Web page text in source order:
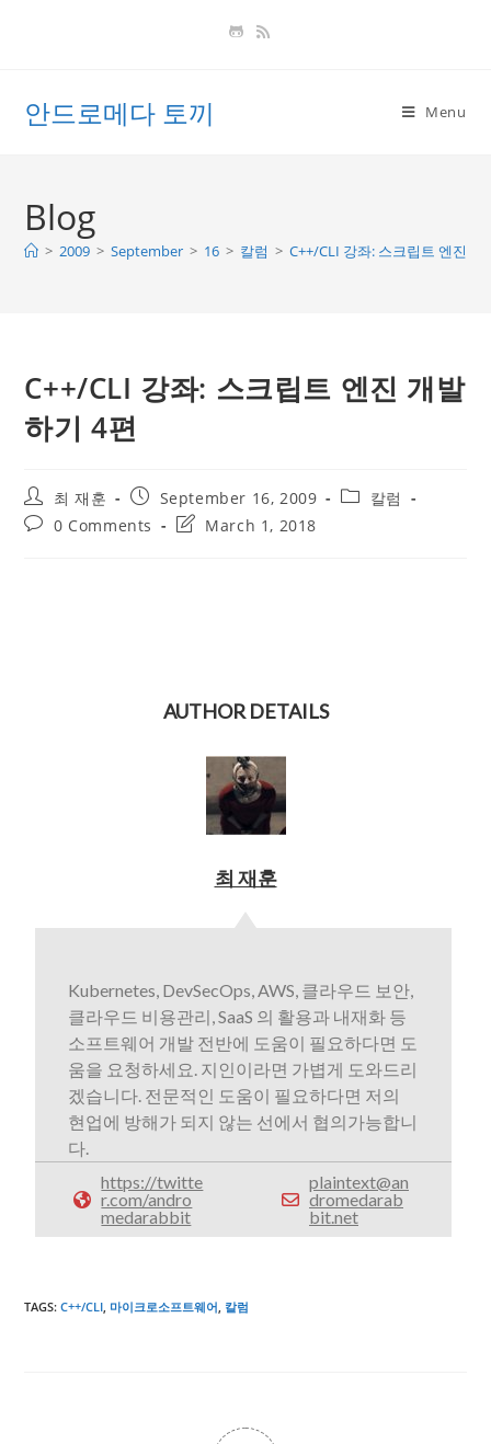
안드로메다 토끼 Menu
Blog
> 2009 > September > 16 > 칼럼 > C++/CLI 강좌: 스크립트 엔진 개
C++/CLI 강좌: 스크립트 엔진 개발
하기 4편
Post
author:
최 재훈
Post
published:
September 16, 2009
Post칼럼
Post0 Comments
PostMarch 1, 2018
AUTHOR DETAILS
최 재훈
Kubernetes, DevSecOps, AWS, 클라우드 보안,
클라우드 비용관리, SaaS 의 활용과 내재화 등
소프트웨어 개발 전반에 도움이 필요하다면 도
움을 요청하세요. 지인이라면 가볍게 도와드리
겠습니다. 전문적인 도움이 필요하다면 저의
현업에 방해가 되지 않는 선에서 협의가능합니
다.
https://twitte
r.com/andro
medarabbit
plaintext@an
dromedarab
bit.net
TAGS:C++/CLI, 마이크로소프트웨어, 칼럼